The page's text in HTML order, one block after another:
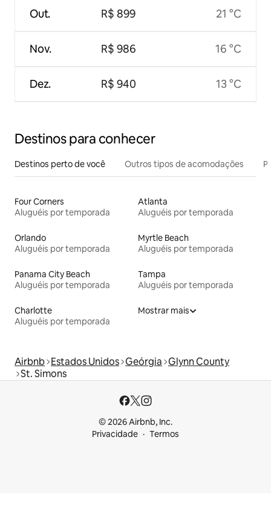
Out.
Nov.
Dez.
R$ 899
R$ 986
R$ 940
21 °C
16 °C
13 °C
Destinos para conhecer
Destinos perto de você Outros tipos de acomodações
Four Corners
Aluguéis por temporada
Atlanta
Aluguéis por temporada
Orlando
Aluguéis por temporada
Myrtle Beach
Aluguéis por temporada
Panama City Beach
Aluguéis por temporada
Tampa
Aluguéis por temporada
Charlotte
Aluguéis por temporada
Mostrar mais
Airbnb Estados Unidos Geórgia Glynn County
St. Simons
© 2026 Airbnb, Inc.
Privacidade
Termos